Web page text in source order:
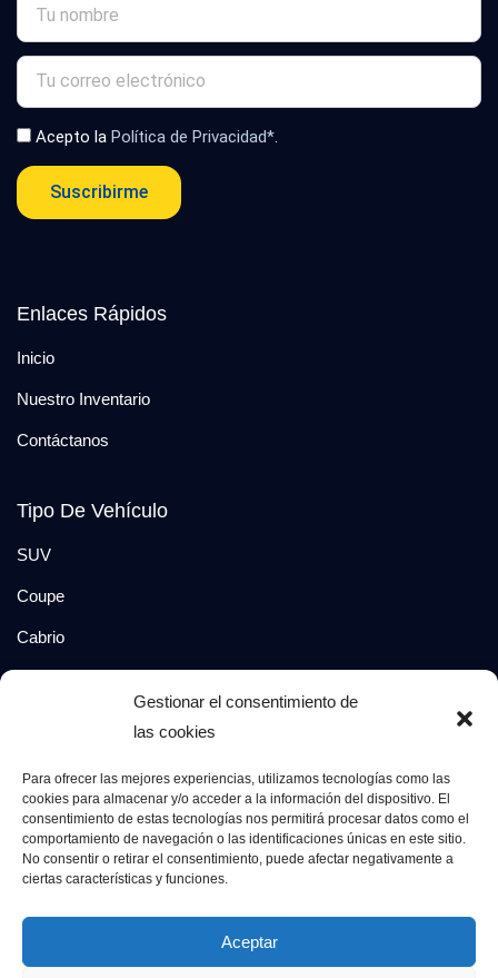
Gestionar el consentimiento de
las cookies
Para ofrecer las mejores experiencias, utilizamos tecnologías como las
cookies para almacenar y/o acceder a la información del dispositivo. El
consentimiento de estas tecnologías nos permitirá procesar datos como el
comportamiento de navegación o las identificaciones únicas en este sitio.
No consentir o retirar el consentimiento, puede afectar negativamente a
ciertas características y funciones.
Aceptar
Acepto la Política de Privacidad*
Suscribirme
Enlaces Rápidos
Inicio
Nuestro Inventario
Contáctanos
Tipo De Vehículo
SUV
Coupe
Cabrio
Síguenos en:
© 2026 Grupo Luxury Cars. Todos los derechos